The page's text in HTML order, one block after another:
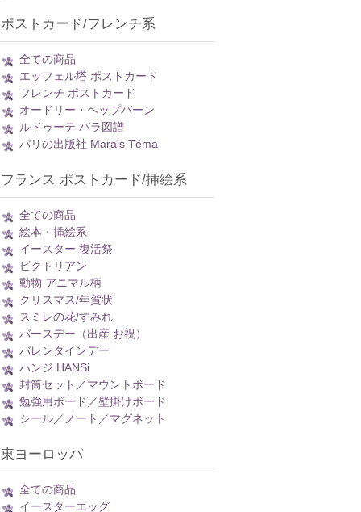
ポストカード/フレンチ系
全ての商品
エッフェル塔 ポストカード
フレンチ ポストカード
オードリー・ヘップバーン
ルドゥーテ バラ図譜
パリの出版社 Marais Téma
フランス ポストカード/挿絵系
全ての商品
絵本・挿絵系
イースター 復活祭
ビクトリアン
動物 アニマル柄
クリスマス/年賀状
スミレの花/すみれ
バースデー（出産 お祝）
バレンタインデー
ハンジ HANSi
封筒セット／マウントボード
勉強用ボード／壁掛けボード
シール／ノート／マグネット
東ヨーロッパ
全ての商品
イースターエッグ